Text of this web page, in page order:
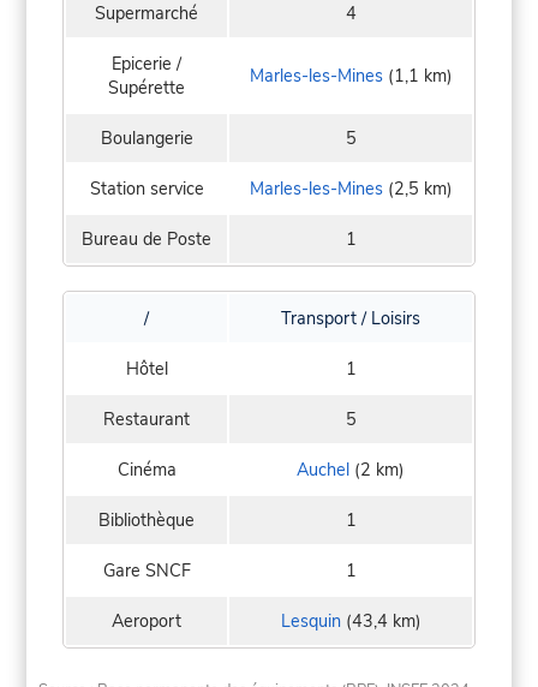
Supermarché 4
Epicerie /
Supérette
Marles-les-Mines(1,1 km)
Boulangerie 5
Station service Marles-les-Mines(2,5 km)
Bureau de Poste 1
/ Transport / Loisirs
Hôtel 1
Restaurant 5
Cinéma Auchel (2 km)
Bibliothèque 1
Gare SNCF 1
Aeroport Lesquin(43,4 km)